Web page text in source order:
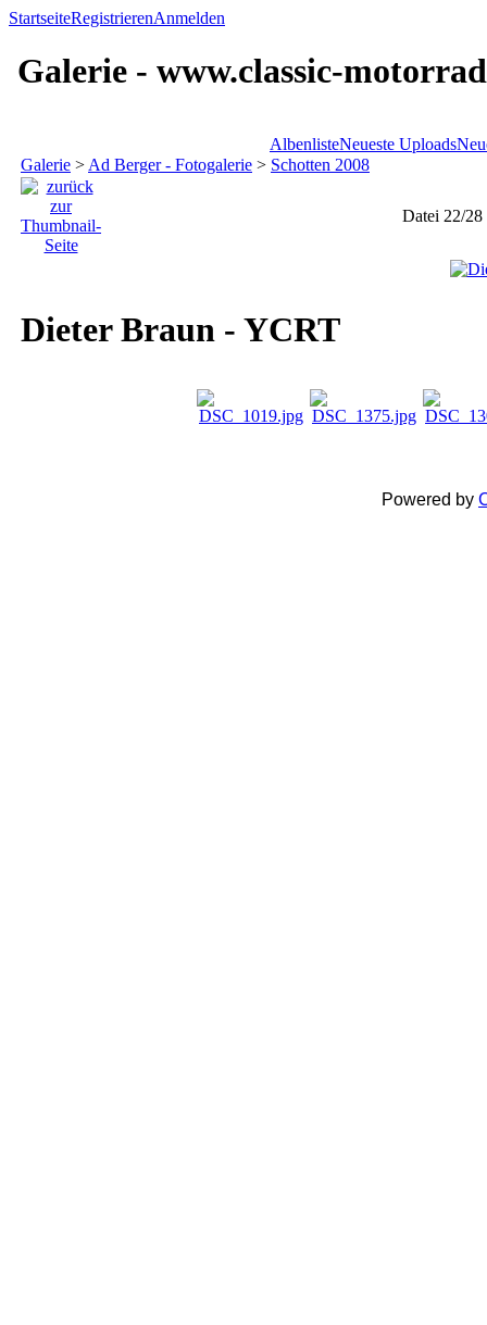
StartseiteRegistrierenAnmelden
Galerie - www.classic-
AlbenlisteNeueste Uploads
Galerie > Ad Berger - Fotogalerie > Schotten 2008
Datei 22/28
Dieter Braun - YCRT
Powered by